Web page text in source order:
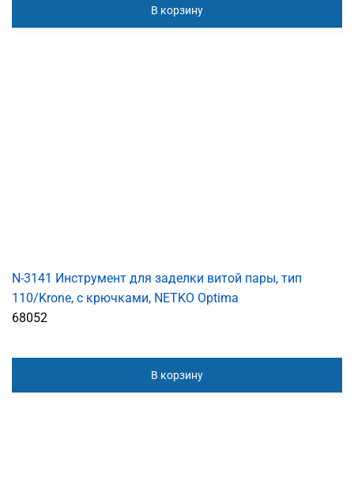
В корзину
N-3141 Инструмент для заделки витой пары, тип
110/Krone, с крючками, NETKO Optima
68052
В корзину